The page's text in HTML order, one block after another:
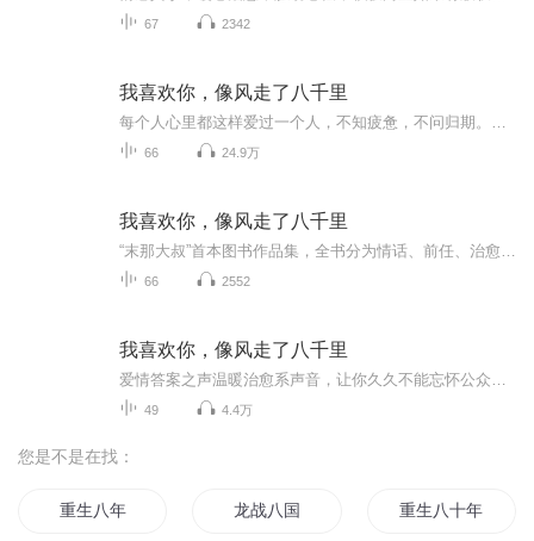
67 2342
我喜欢你，像风走了八千里
66 24.9万
我喜欢你，像风走了八千里
66 2552
我喜欢你，像风走了八千里
49 4.4万
您是不是在找：
重生八年 龙战八国 重生八十年代